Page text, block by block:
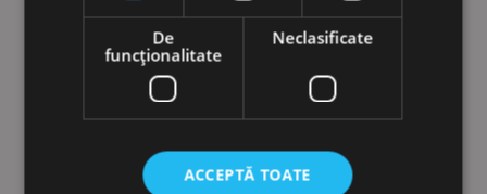
De
funcţionalitate
Neclasificate
ACCEPTĂ TOATE